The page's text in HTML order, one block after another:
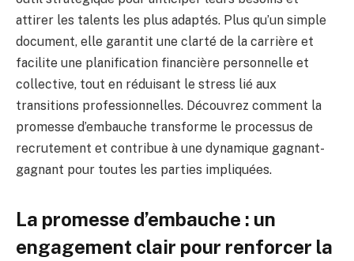
attirer les talents les plus adaptés. Plus qu’un simple
document, elle garantit une clarté de la carrière et
facilite une planification financière personnelle et
collective, tout en réduisant le stress lié aux
transitions professionnelles. Découvrez comment la
promesse d’embauche transforme le processus de
recrutement et contribue à une dynamique gagnant-
gagnant pour toutes les parties impliquées.
La promesse d’embauche : un
engagement clair pour renforcer la